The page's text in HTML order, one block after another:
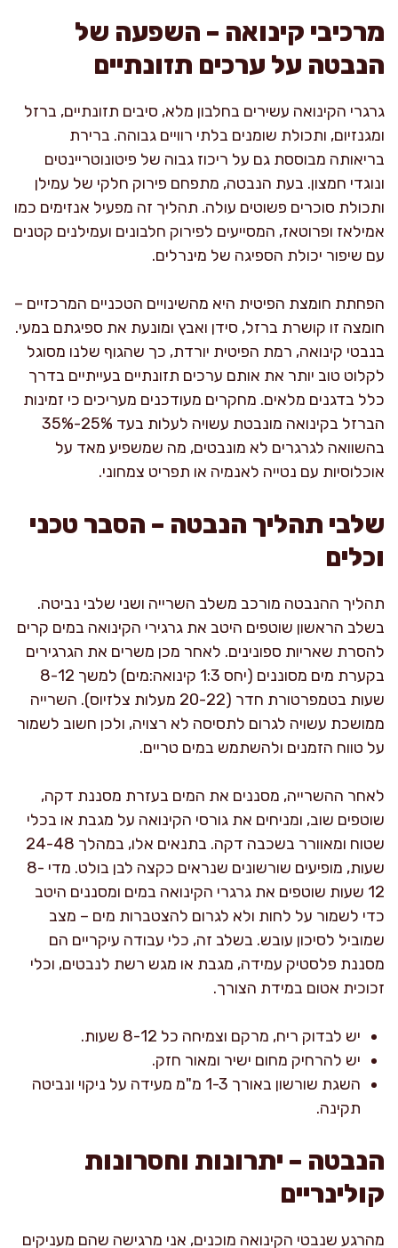
מרכיבי קינואה – השפעה של
הנבטה על ערכים תזונתיים
גרגרי הקינואה עשירים בחלבון מלא, סיבים תזונתיים, ברזל
ומגנזיום, ותכולת שומנים בלתי רוויים גבוהה. ברירת
בריאותה מבוססת גם על ריכוז גבוה של פיטונוטריינטים
ונוגדי חמצון. בעת הנבטה, מתפחם פירוק חלקי של עמילן
ותכולת סוכרים פשוטים עולה. תהליך זה מפעיל אנזימים כמו
אמילאז ופרוטאז, המסייעים לפירוק חלבונים ועמילנים קטנים
עם שיפור יכולת הספיגה של מינרלים.
הפחתת חומצת הפיטית היא מהשינויים הטכניים המרכזיים –
חומצה זו קושרת ברזל, סידן ואבץ ומונעת את ספיגתם במעי.
בנבטי קינואה, רמת הפיטית יורדת, כך שהגוף שלנו מסוגל
לקלוט טוב יותר את אותם ערכים תזונתיים בעייתיים בדרך
כלל בדגנים מלאים. מחקרים מעודכנים מעריכים כי זמינות
הברזל בקינואה מונבטת עשויה לעלות בעד 25%-35%
בהשוואה לגרגרים לא מונבטים, מה שמשפיע מאד על
אוכלוסיות עם נטייה לאנמיה או תפריט צמחוני.
שלבי תהליך הנבטה – הסבר טכני
וכלים
תהליך ההנבטה מורכב משלב השרייה ושני שלבי נביטה.
בשלב הראשון שוטפים היטב את גרגירי הקינואה במים קרים
להסרת שאריות ספונינים. לאחר מכן משרים את הגרגירים
בקערת מים מסוננים (יחס 1:3 קינואה:מים) למשך 8-12
שעות בטמפרטורת חדר (20-22 מעלות צלזיוס). השרייה
ממושכת עשויה לגרום לתסיסה לא רצויה, ולכן חשוב לשמור
על טווח הזמנים ולהשתמש במים טריים.
לאחר ההשרייה, מסננים את המים בעזרת מסננת דקה,
שוטפים שוב, ומניחים את גורסי הקינואה על מגבת או בכלי
שטוח ומאוורר בשכבה דקה. בתנאים אלו, במהלך 24-48
שעות, מופיעים שורשונים שנראים כקצה לבן בולט. מדי 8-
12 שעות שוטפים את גרגרי הקינואה במים ומסננים היטב
כדי לשמור על לחות ולא לגרום להצטברות מים – מצב
שמוביל לסיכון עובש. בשלב זה, כלי עבודה עיקריים הם
מסננת פלסטיק עמידה, מגבת או מגש רשת לנבטים, וכלי
זכוכית אטום במידת הצורך.
יש לבדוק ריח, מרקם וצמיחה כל 8-12 שעות.
יש להרחיק מחום ישיר ומאור חזק.
השגת שורשון באורך 1-3 מ"מ מעידה על ניקוי ונביטה
תקינה.
הנבטה – יתרונות וחסרונות
קולינריים
מהרגע שנבטי הקינואה מוכנים, אני מרגישה שהם מעניקים